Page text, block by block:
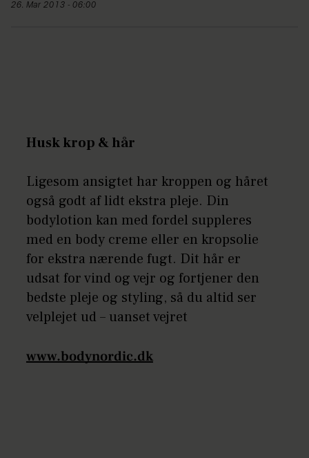
26. Mar 2013 - 06:00
Husk krop & hår
Ligesom ansigtet har kroppen og håret
også godt af lidt ekstra pleje. Din
bodylotion kan med fordel suppleres
med en body creme eller en kropsolie
for ekstra nærende fugt. Dit hår er
udsat for vind og vejr og fortjener den
bedste pleje og styling, så du altid ser
velplejet ud – uanset vejret
www.bodynordic.dk